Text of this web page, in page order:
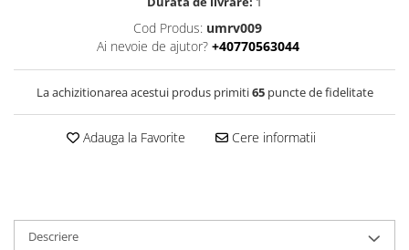
Cod Produs: umrv009
Ai nevoie de ajutor? +40770563044
La achizitionarea acestui produs primiti65puncte de fidelitate
Adauga la Favorite Cere informatii
Descriere